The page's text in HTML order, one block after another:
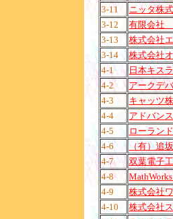
3-11
ニッタ株
3-12
有限会社
3-13
株式会社
3-14
株式会社
4-1
日本キス
4-2
アークデ
4-3
キャッツ
4-4
アドバン
4-5
ローラン
4-6
（有）追
4-7
双葉電子
4-8
MathWorks
4-9
株式会社
4-10
株式会社